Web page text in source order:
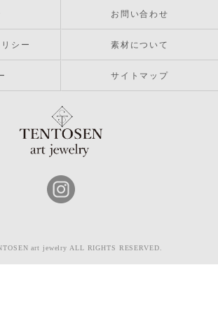
お問い合わせ
シー 素材について
サイトマップ
art jewelry ALL RIGHTS RESERVED.